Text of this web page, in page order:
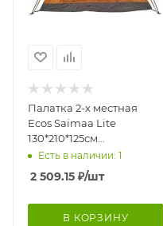
Палатка 2-х местная
Ecos Saimaa Lite
130*210*125см
автоматическая
Есть в наличии: 1
2 509.15 ₽/шт
В КОРЗИНУ